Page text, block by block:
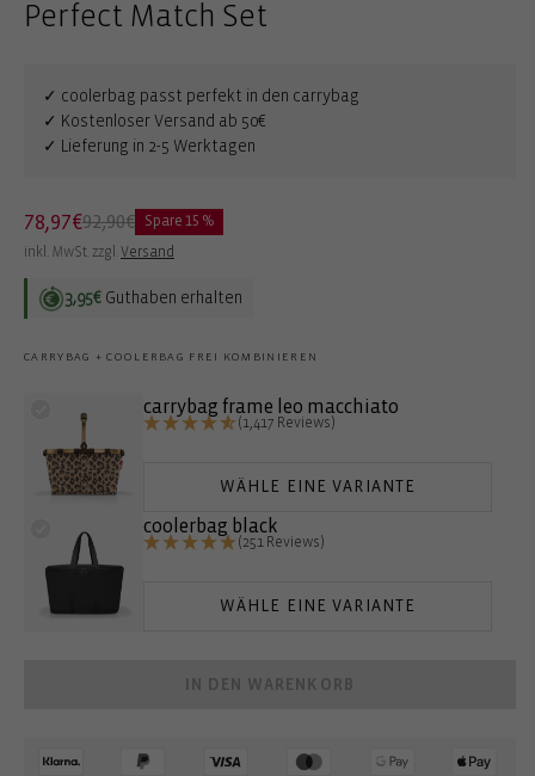
Perfect Match Set
✓ coolerbag passt perfekt in den carrybag
✓ Kostenloser Versand ab 50€
✓ Lieferung in 2-5 Werktagen
Verkaufspreis
78,97€
Normaler
Preis
92,90€
Spare 15 %
inkl. MwSt. zzgl. Versand
3,95€ Guthaben erhalten
CARRYBAG + COOLERBAG FREI KOMBINIEREN
carrybag frame leo macchiato
(1,417 Reviews)
WÄHLE EINE VARIANTE
coolerbag black
(251 Reviews)
WÄHLE EINE VARIANTE
IN DEN WARENKORB